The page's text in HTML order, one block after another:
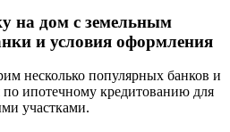
на дом с земельным
и условия оформления
несколько популярных банков и
ипотечному кредитованию для
участками.